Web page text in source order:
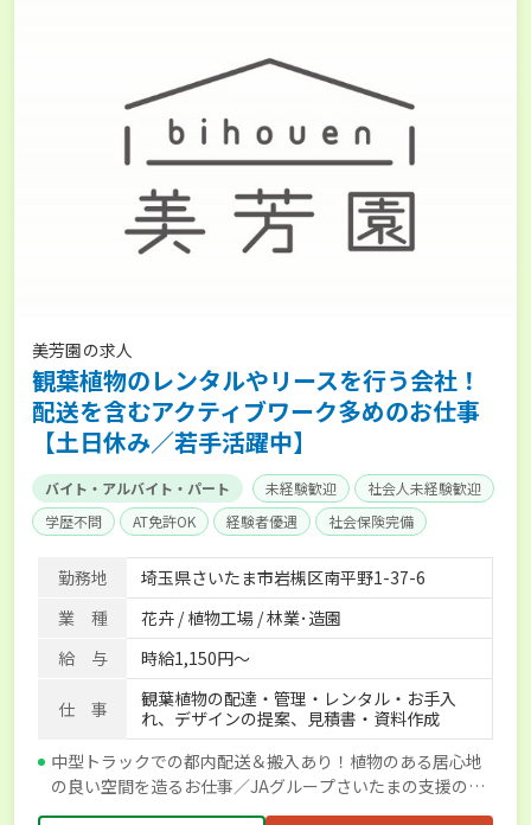
美芳園の求人
観葉植物のレンタルやリースを行う会社！
配送を含むアクティブワーク多めのお仕事
【土日休み／若手活躍中】
バイト・アルバイト・パート 未経験歓迎
社会人未経験歓迎
学歴不問
AT免許OK 経験者優遇 社会保険完備
勤務地
埼玉県さいたま市岩槻区南平野1-37-6
業 種
花卉 / 植物工場 / 林業･造園
給 与
時給1,150円～
仕 事
観葉植物の配達・管理・レンタル・お手入
れ、デザインの提案、見積書・資料作成
中型トラックでの都内配送＆搬入あり！植物のある居心地
の良い空間を造るお仕事／JAグループさいたまの支援のも
と掲載しています